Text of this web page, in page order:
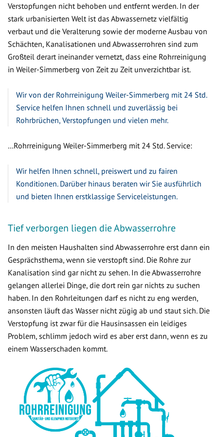
Verstopfungen nicht behoben und entfernt werden. In der
stark urbanisierten Welt ist das Abwassernetz vielfältig
verbaut und die Veralterung sowie der moderne Ausbau von
Schächten, Kanalisationen und Abwasserrohren sind zum
Großteil derart ineinander vernetzt, dass eine Rohrreinigung
in Weiler-Simmerberg von Zeit zu Zeit unverzichtbar ist.
Wir von der Rohrreinigung Weiler-Simmerberg mit 24 Std.
Service helfen Ihnen schnell und zuverlässig bei
Rohrbrüchen, Verstopfungen und vielen mehr.
…Rohrreinigung Weiler-Simmerberg mit 24 Std. Service:
Wir helfen Ihnen schnell, preiswert und zu fairen
Konditionen. Darüber hinaus beraten wir Sie ausführlich
und bieten Ihnen erstklassige Serviceleistungen.
Tief verborgen liegen die Abwasserrohre
In den meisten Haushalten sind Abwasserrohre erst dann ein
Gesprächsthema, wenn sie verstopft sind. Die Rohre zur
Kanalisation sind gar nicht zu sehen. In die Abwasserrohre
gelangen allerlei Dinge, die dort rein gar nichts zu suchen
haben. In den Rohrleitungen darf es nicht zu eng werden,
ansonsten läuft das Wasser nicht zügig ab und staut sich. Die
Verstopfung ist zwar für die Hausinsassen ein leidiges
Problem, schlimm jedoch wird es aber erst dann, wenn es zu
einem Wasserschaden kommt.